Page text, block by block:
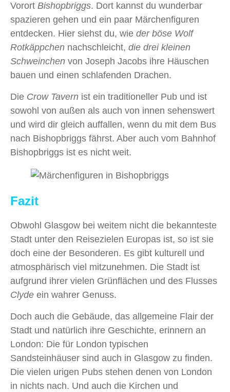
Vorort Bishopbriggs. Dort kannst du wunderbar
spazieren gehen und ein paar Märchenfiguren
entdecken. Hier siehst du, wie der böse Wolf
Rotkäppchen nachschleicht, die drei kleinen
Schweinchen von Joseph Jacobs ihre Häuschen
bauen und einen schlafenden Drachen.
Die Crow Tavern ist ein traditioneller Pub und ist
sowohl von außen als auch von innen sehenswert
und wird dir gleich auffallen, wenn du mit dem Bus
nach Bishopbriggs fährst. Aber auch vom Bahnhof
Bishopbriggs ist es nicht weit.
Fazit
Obwohl Glasgow bei weitem nicht die bekannteste
Stadt unter den Reisezielen Europas ist, so ist sie
doch eine der Besonderen. Es gibt kulturell und
atmosphärisch viel mitzunehmen. Die Stadt ist
aufgrund ihrer vielen Grünflächen und des Flusses
Clyde ein wahrer Genuss.
Doch auch die Gebäude, das allgemeine Flair der
Stadt und natürlich ihre Geschichte, erinnern an
London: Die für London typischen
Sandsteinhäuser sind auch in Glasgow zu finden.
Die vielen urigen Pubs stehen denen von London
in nichts nach. Und auch die Kirchen und